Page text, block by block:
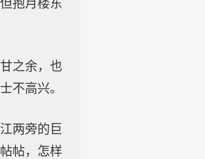
抱月楼东
之余，也
不高兴。
两旁的巨
帖，怎样